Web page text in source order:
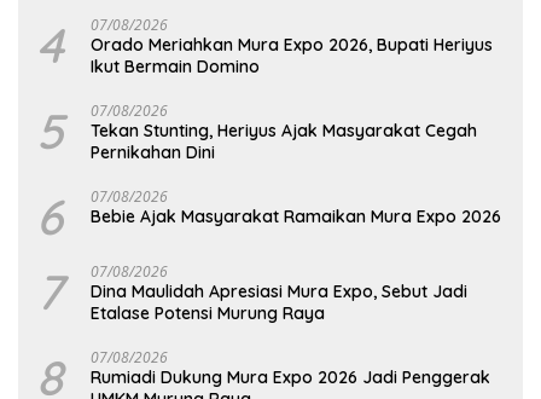
4 07/08/2026
Orado Meriahkan Mura Expo 2026, Bupati Heriyus
Ikut Bermain Domino
5 07/08/2026
Tekan Stunting, Heriyus Ajak Masyarakat Cegah
Pernikahan Dini
6 07/08/2026
Bebie Ajak Masyarakat Ramaikan Mura Expo 2026
7 07/08/2026
Dina Maulidah Apresiasi Mura Expo, Sebut Jadi
Etalase Potensi Murung Raya
8 07/08/2026
Rumiadi Dukung Mura Expo 2026 Jadi Penggerak